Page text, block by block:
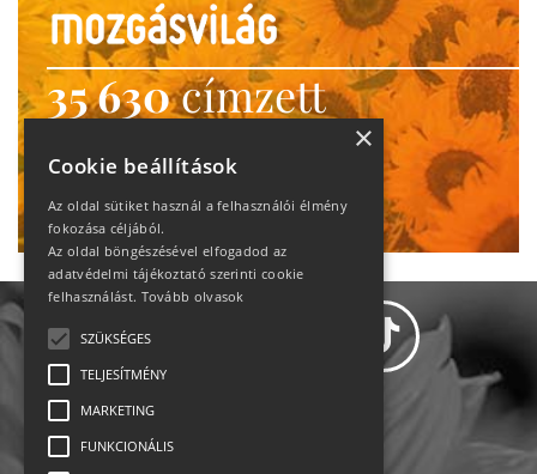
35 630címzett
heti motiváció
Ne maradj le!
×
Cookie beállítások
Az oldal sütiket használ a felhasználói élmény
fokozása céljából.
Az oldal böngészésével elfogadod az
adatvédelmi tájékoztató szerinti cookie
felhasználást. Tovább olvasok
SZÜKSÉGES
TELJESÍTMÉNY
MARKETING
FUNKCIONÁLIS